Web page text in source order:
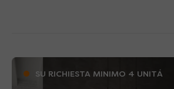
SU RICHIESTA MINIMO 4 UNITÁ